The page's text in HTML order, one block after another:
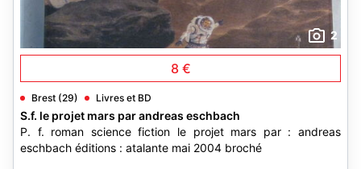
2
8 €
Brest (29) Livres et BD
S.f. le projet mars par andreas eschbach
P. f. roman science fiction le projet mars par : andreas
eschbach éditions : atalante mai 2004 broché